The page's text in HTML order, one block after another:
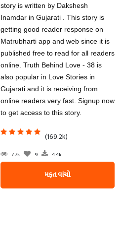
story is written by Dakshesh
Inamdar in Gujarati . This story is
getting good reader response on
Matrubharti app and web since it is
published free to read for all readers
online. Truth Behind Love - 38 is
also popular in Love Stories in
Gujarati and it is receiving from
online readers very fast. Signup now
to get access to this story.
(169.2k)
7.7k 9 4.4k
મફત વાંચો